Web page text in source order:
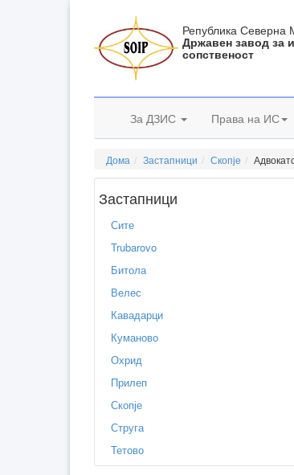
Република Северна
Државен завод за
сопственост
За ДЗИС Права на ИС
Дома Застапници Скопје
Застапници
Сите
Trubarovo
Битола
Велес
Кавадарци
Куманово
Охрид
Прилеп
Скопје
Струга
Тетово